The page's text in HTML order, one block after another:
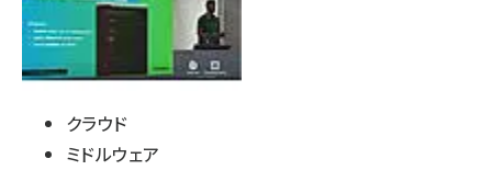
クラウド
ミドルウェア